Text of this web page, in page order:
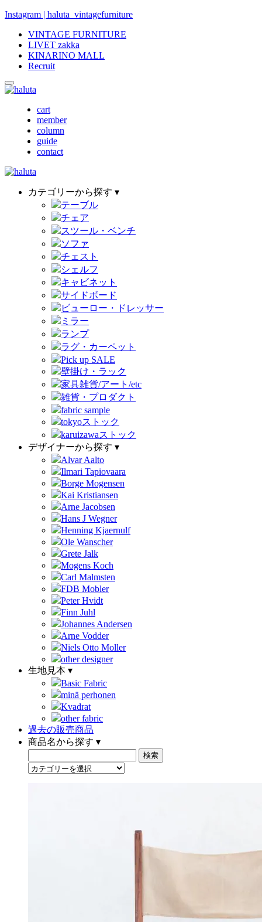
Instagram | haluta_vintagefurniture
VINTAGE FURNITURE
LIVET zakka
KINARINO MALL
Recruit
cart
member
column
guide
contact
カテゴリーから探す ▾
テーブル
チェア
スツール・ベンチ
ソファ
チェスト
シェルフ
キャビネット
サイドボード
ビューロー・ドレッサー
ミラー
ランプ
ラグ・カーペット
Pick up SALE
壁掛け・ラック
家具雑貨/アート/etc
雑貨・プロダクト
fabric sample
tokyoストック
karuizawaストック
デザイナーから探す ▾
Alvar Aalto
Ilmari Tapiovaara
Borge Mogensen
Kai Kristiansen
Arne Jacobsen
Hans J Wegner
Henning Kjaernulf
Ole Wanscher
Grete Jalk
Mogens Koch
Carl Malmsten
FDB Mobler
Peter Hvidt
Finn Juhl
Johannes Andersen
Arne Vodder
Niels Otto Moller
other designer
生地見本 ▾
Basic Fabric
minä perhonen
Kvadrat
other fabric
過去の販売商品
商品名から探す ▾